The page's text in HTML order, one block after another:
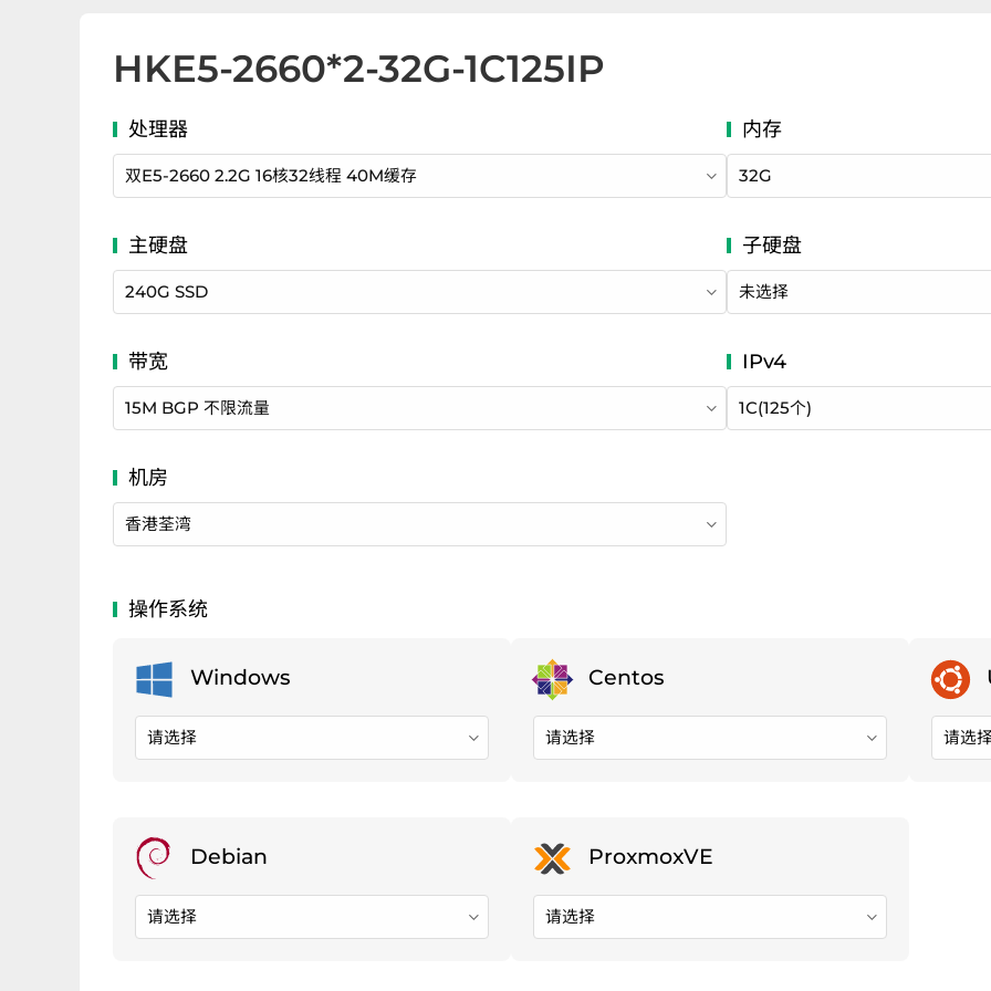
HKE5-2660*2-32G-1C125IP
双E5-2660 2.2G 16核32线程 40M缓存 32G
240G SSD 未选择
15M BGP 不限流量 1C(125个)
香港荃湾
请选择 请选择 请选
请选择 请选择